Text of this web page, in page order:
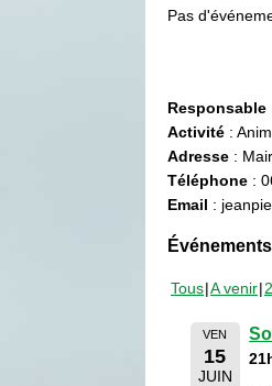
Pas
Responsable
Activité :
Adresse :
Téléphone :
Email :
Tous A venir
VEN
15
JUIN